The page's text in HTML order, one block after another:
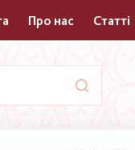
Про нас Статті